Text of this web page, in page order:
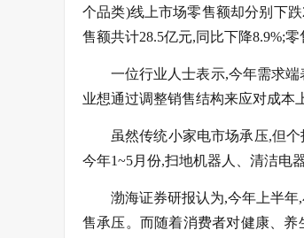
个品类)线上市场零售额却分别下跌
售额共计28.5亿元,同比下降8.9%;零
一位行业人士表示,今年需求
业想通过调整销售结构来应对成本
虽然传统小家电市场承压,但
今年1~5月份,扫地机器人、清洁电
渤海证券研报认为,今年上半
售承压。而随着消费者对健康、